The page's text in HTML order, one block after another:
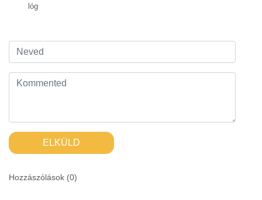
lóg
ELKÜLD
Hozzászólások (0)